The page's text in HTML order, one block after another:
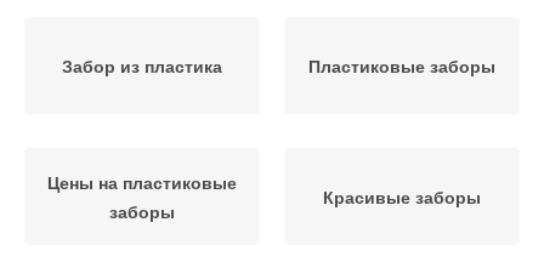
Забор из пластика Пластиковые заборы
Цены на пластиковые
заборы
Красивые заборы